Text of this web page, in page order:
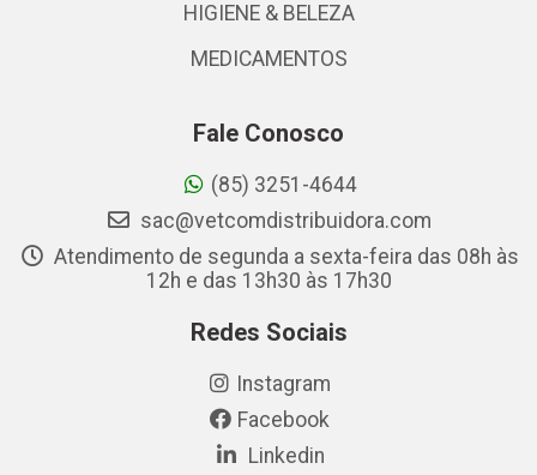
HIGIENE & BELEZA
MEDICAMENTOS
Fale Conosco
(85) 3251-4644
sac@vetcomdistribuidora.com
Atendimento de segunda a sexta-feira das 08h às
12h e das 13h30 às 17h30
Redes Sociais
Instagram
Facebook
Linkedin